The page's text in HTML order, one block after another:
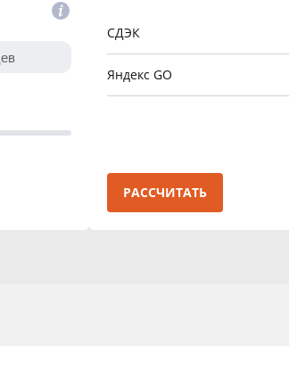
СДЭК
Яндекс GO
РАССЧИТАТЬ